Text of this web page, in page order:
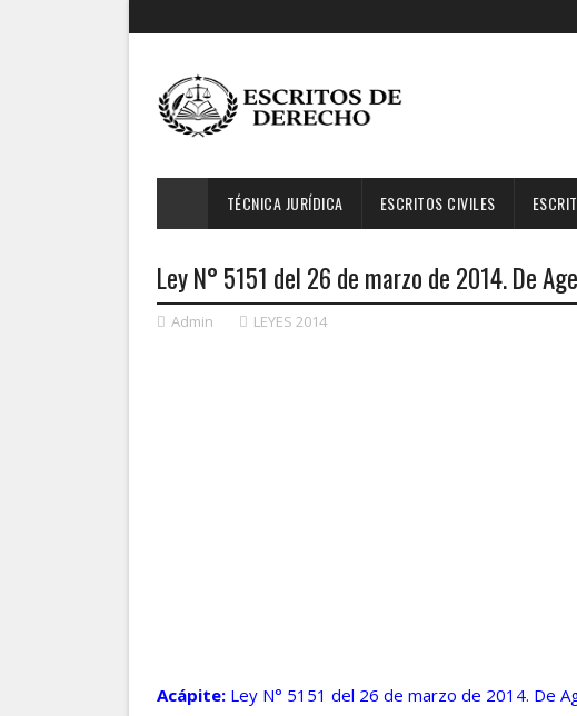
TÉCNICA JURÍDICA ESCRITOS CIVILES
Ley N° 5151 del 26 de marzo de 2014. De
Admin LEYES 2014
Acápite: Ley N° 5151 del 26 de marzo de 2014. De